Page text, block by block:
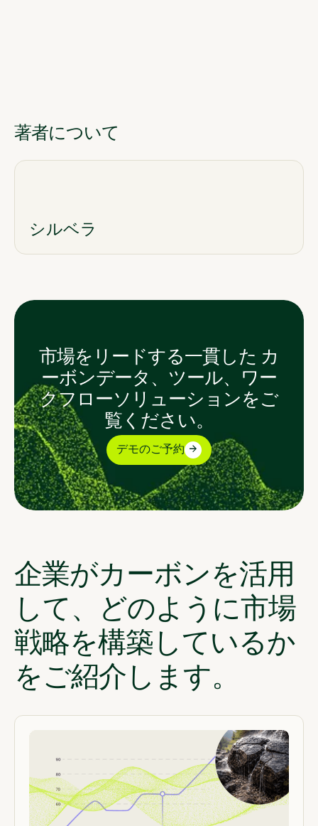
著者について
シルベラ
市場をリードする一貫した カ
ーボンデータ、ツール、ワー
クフローソリューションをご
覧ください。
デモのご予約
企業がカーボンを活用
して、どのように市場
戦略を構築しているか
をご紹介します。